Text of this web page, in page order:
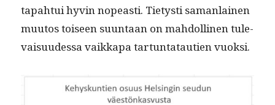
tapah­tui hyvin nopeasti. Tietysti saman­lainen
muu­tos toiseen suun­taan on mah­dolli­nen tule­
vaisu­udessa vaikka­pa tar­tun­tatau­tien vuoksi.